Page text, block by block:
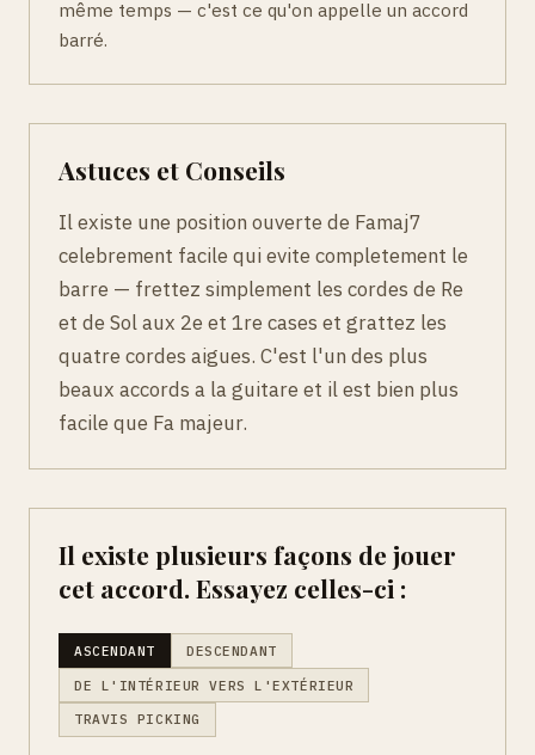
même temps — c'est ce qu'on appelle un accord
barré.
Astuces et Conseils
Il existe une position ouverte de Famaj7
celebrement facile qui evite completement le
barre — frettez simplement les cordes de Re
et de Sol aux 2e et 1re cases et grattez les
quatre cordes aigues. C'est l'un des plus
beaux accords a la guitare et il est bien plus
facile que Fa majeur.
Il existe plusieurs façons de jouer
cet accord. Essayez celles-ci :
ASCENDANT DESCENDANT
DE L'INTÉRIEUR VERS L'EXTÉRIEUR
TRAVIS PICKING